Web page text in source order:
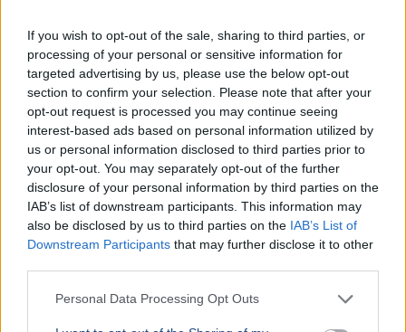
If you wish to opt-out of the sale, sharing to third parties, or
processing of your personal or sensitive information for
targeted advertising by us, please use the below opt-out
section to confirm your selection. Please note that after your
opt-out request is processed you may continue seeing
interest-based ads based on personal information utilized by
us or personal information disclosed to third parties prior to
your opt-out. You may separately opt-out of the further
disclosure of your personal information by third parties on the
IAB’s list of downstream participants. This information may
also be disclosed by us to third parties on the IAB’s List of
Downstream Participants that may further disclose it to other
Personal Data Processing Opt Outs
BELFÖLD
Összeomlás szélén a víziközmű-rendszer:
A teljes éves bevételt a csövek
cseréjére kellene költeni
A magyar víziközmű-hálózat közel 80 százaléka
kritikus állapotban van, a csőtörések száma
pedig exponenciálisan nő. Kovács Károly szerint a
rezsicsökk...
BELFÖLD 2026. augusztus 7.
Hornok Miklós is esélyes Lázár János
utódjának